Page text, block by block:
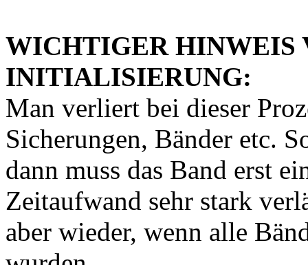
WICHTIGER HINWEIS
INITIALISIERUNG:
Man verliert bei dieser
Sicherungen, Bänder etc.
dann muss das Band erst
Zeitaufwand sehr stark
aber wieder, wenn alle